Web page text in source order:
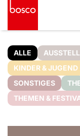
ALLE
KINDER & JUGEND
SONSTIGES
THEMEN &